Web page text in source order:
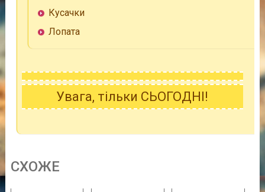
Кусачки
Лопата
Увага, тільки СЬОГОДНІ!
CХОЖE